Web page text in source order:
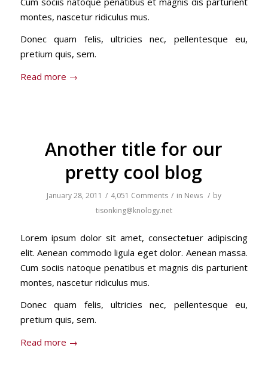
montes, nascetur ridiculus mus.
Donec quam felis, ultricies nec, pellentesque eu,
pretium quis, sem.
Read more →
Another title for our
pretty cool blog
January 28, 2011 / 4,051 Comments / in News / by
tisonking@knology.net
Lorem ipsum dolor sit amet, consectetuer adipiscing
elit. Aenean commodo ligula eget dolor. Aenean massa.
Cum sociis natoque penatibus et magnis dis parturient
montes, nascetur ridiculus mus.
Donec quam felis, ultricies nec, pellentesque eu,
pretium quis, sem.
Read more →